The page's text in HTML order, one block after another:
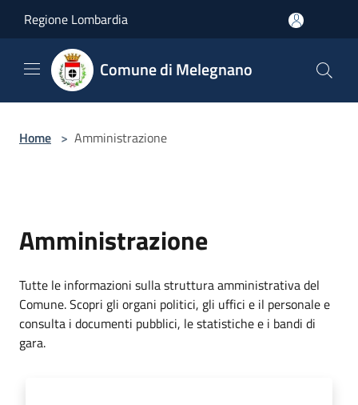
Regione Lombardia
Comune di Melegnano
Home > Amministrazione
Amministrazione
Tutte le informazioni sulla struttura amministrativa del
Comune. Scopri gli organi politici, gli uffici e il personale e
consulta i documenti pubblici, le statistiche e i bandi di
gara.